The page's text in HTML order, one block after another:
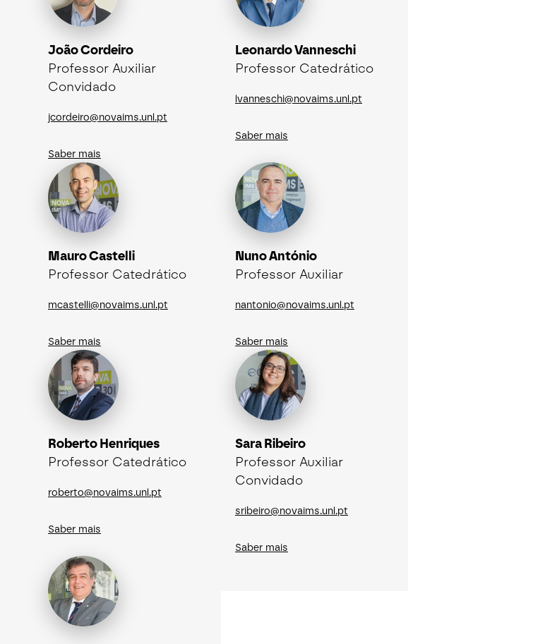
João Cordeiro
Professor Auxiliar
Convidado
jcordeiro@novaims.unl.pt
Saber mais
Leonardo Vanneschi
Professor Catedrático
lvanneschi@novaims.unl.pt
Saber mais
Mauro Castelli
Professor Catedrático
mcastelli@novaims.unl.pt
Saber mais
Nuno António
Professor Auxiliar
nantonio@novaims.unl.pt
Saber mais
Roberto Henriques
Professor Catedrático
roberto@novaims.unl.pt
Saber mais
Sara Ribeiro
Professor Auxiliar
Convidado
sribeiro@novaims.unl.pt
Saber mais